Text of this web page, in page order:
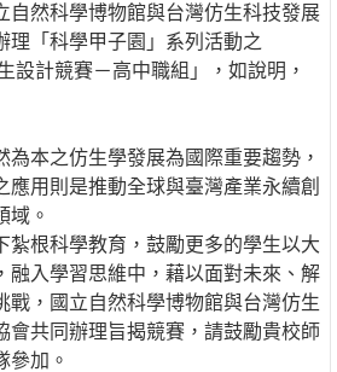
自然科學博物館與台灣仿生科技發展
理「科學甲子園」系列活動之
設計競賽－高中職組」，如說明，
為本之仿生學發展為國際重要趨勢，
應用則是推動全球與臺灣產業永續創
域。
紮根科學教育，鼓勵更多的學生以大
融入學習思維中，藉以面對未來、解
戰，國立自然科學博物館與台灣仿生
會共同辦理旨揭競賽，請鼓勵貴校師
參加。